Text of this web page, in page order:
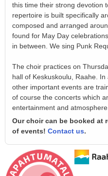
this time their strong devotion
repertoire is built specifically
composed and arranged
found for May Day
in between. We sing Punk
The choir practices on
hall of Keskuskoulu, Raahe.
other important events are
of course the concerts which
entertainment and atmosphere.
Our choir can be booked at
of events! Contact us.